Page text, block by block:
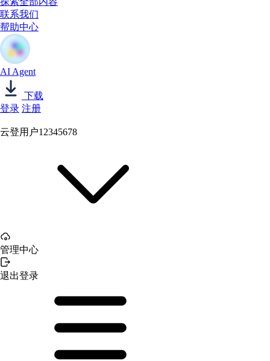
联系我们
帮助中心
AI Agent
下载
登录 注册
云登用户12345678
管理中心
退出登录